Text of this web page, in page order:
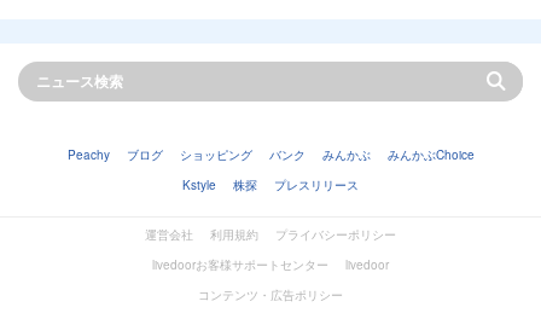
Peachy ブログ ショッピング バンク みんかぶ
みんかぶChoice
Kstyle
株探 プレスリリース
運営会社 利用規約
プライバシーポリシー
livedoorお客様サポートセンター
livedoor
コンテンツ・広告ポリシー